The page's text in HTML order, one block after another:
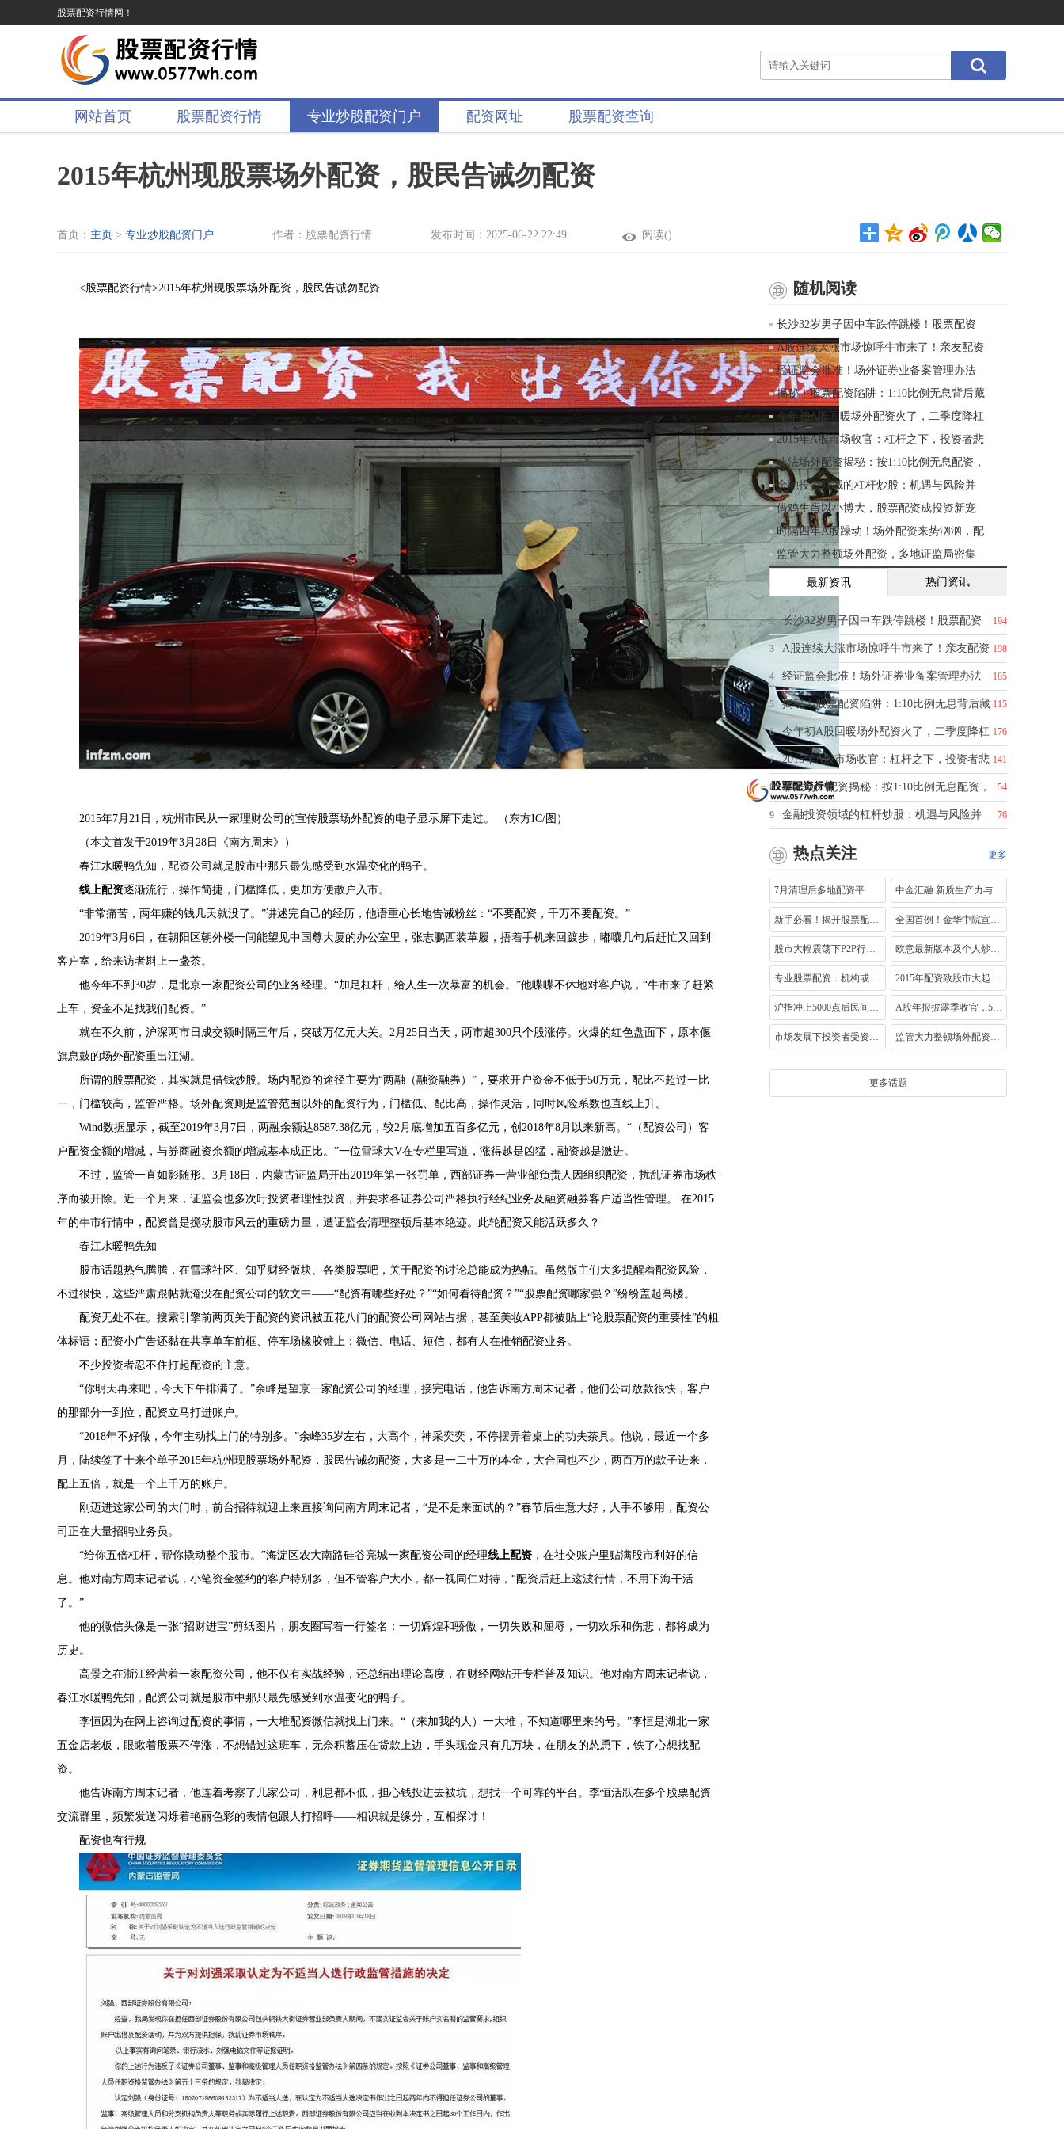
股票配资行情网！
网站首页 股票配资行情 专业炒股配资门户 配资网址 股票配资查询
2015年杭州现股票场外配资，股民告诫勿配资
首页： 主页 > 专业炒股配资门户 作者：股票配资行情 发布时间：2025-06-22 22:49 阅读()
<股票配资行情>2015年杭州现股票场外配资，股民告诫勿配资
2015年7月21日，杭州市民从一家理财公司的宣传股票场外配资的电子显示屏下走过。 （东方IC/图）
（本文首发于2019年3月28日《南方周末》）
春江水暖鸭先知，配资公司就是股市中那只最先感受到水温变化的鸭子。
线上配资逐渐流行，操作简捷，门槛降低，更加方便散户入市。
“非常痛苦，两年赚的钱几天就没了。”讲述完自己的经历，他语重心长地告诫粉丝：“不要配资，千万不要配资。”
2019年3月6日，在朝阳区朝外楼一间能望见中国尊大厦的办公室里，张志鹏西装革履，捂着手机来回踱步，嘟囔几句后赶忙又回到
客户室，给来访者斟上一盏茶。
他今年不到30岁，是北京一家配资公司的业务经理。“加足杠杆，给人生一次暴富的机会。”他喋喋不休地对客户说，“牛市来了赶紧
上车，资金不足找我们配资。”
就在不久前，沪深两市日成交额时隔三年后，突破万亿元大关。2月25日当天，两市超300只个股涨停。火爆的红色盘面下，原本偃
旗息鼓的场外配资重出江湖。
所谓的股票配资，其实就是借钱炒股。场内配资的途径主要为“两融（融资融券）”，要求开户资金不低于50万元，配比不超过一比
一，门槛较高，监管严格。场外配资则是监管范围以外的配资行为，门槛低、配比高，操作灵活，同时风险系数也直线上升。
Wind数据显示，截至2019年3月7日，两融余额达8587.38亿元，较2月底增加五百多亿元，创2018年8月以来新高。“（配资公司）客
户配资金额的增减，与券商融资余额的增减基本成正比。”一位雪球大V在专栏里写道，涨得越是凶猛，融资越是激进。
不过，监管一直如影随形。3月18日，内蒙古证监局开出2019年第一张罚单，西部证券一营业部负责人因组织配资，扰乱证券市场秩
序而被开除。近一个月来，证监会也多次吁投资者理性投资，并要求各证券公司严格执行经纪业务及融资融券客户适当性管理。 在2015
年的牛市行情中，配资曾是搅动股市风云的重磅力量，遭证监会清理整顿后基本绝迹。此轮配资又能活跃多久？
春江水暖鸭先知
股市话题热气腾腾，在雪球社区、知乎财经版块、各类股票吧，关于配资的讨论总能成为热帖。虽然版主们大多提醒着配资风险，
不过很快，这些严肃跟帖就淹没在配资公司的软文中——“配资有哪些好处？”“如何看待配资？”“股票配资哪家强？”纷纷盖起高楼。
配资无处不在。搜索引擎前两页关于配资的资讯被五花八门的配资公司网站占据，甚至美妆APP都被贴上“论股票配资的重要性”的粗
体标语；配资小广告还黏在共享单车前框、停车场橡胶锥上；微信、电话、短信，都有人在推销配资业务。
不少投资者忍不住打起配资的主意。
“你明天再来吧，今天下午排满了。”余峰是望京一家配资公司的经理，接完电话，他告诉南方周末记者，他们公司放款很快，客户
的那部分一到位，配资立马打进账户。
“2018年不好做，今年主动找上门的特别多。”余峰35岁左右，大高个，神采奕奕，不停摆弄着桌上的功夫茶具。他说，最近一个多
月，陆续签了十来个单子2015年杭州现股票场外配资，股民告诫勿配资，大多是一二十万的本金，大合同也不少，两百万的款子进来，
配上五倍，就是一个上千万的账户。
刚迈进这家公司的大门时，前台招待就迎上来直接询问南方周末记者，“是不是来面试的？”春节后生意大好，人手不够用，配资公
司正在大量招聘业务员。
“给你五倍杠杆，帮你撬动整个股市。”海淀区农大南路硅谷亮城一家配资公司的经理线上配资 ，在社交账户里贴满股市利好的信
息。他对南方周末记者说，小笔资金签约的客户特别多，但不管客户大小，都一视同仁对待，“配资后赶上这波行情，不用下海干活
了。”
他的微信头像是一张“招财进宝”剪纸图片，朋友圈写着一行签名：一切辉煌和骄傲，一切失败和屈辱，一切欢乐和伤悲，都将成为
历史。
高景之在浙江经营着一家配资公司，他不仅有实战经验，还总结出理论高度，在财经网站开专栏普及知识。他对南方周末记者说，
春江水暖鸭先知，配资公司就是股市中那只最先感受到水温变化的鸭子。
李恒因为在网上咨询过配资的事情，一大堆配资微信就找上门来。“（来加我的人）一大堆，不知道哪里来的号。”李恒是湖北一家
五金店老板，眼瞅着股票不停涨，不想错过这班车，无奈积蓄压在货款上边，手头现金只有几万块，在朋友的怂恿下，铁了心想找配
资。
他告诉南方周末记者，他连着考察了几家公司，利息都不低，担心钱投进去被坑，想找一个可靠的平台。李恒活跃在多个股票配资
交流群里，频繁发送闪烁着艳丽色彩的表情包跟人打招呼——相识就是缘分，互相探讨！
配资也有行规
随机阅读
长沙32岁男子因中车跌停跳楼！股票配资
A股连续大涨市场惊呼牛市来了！亲友配资
经证监会批准！场外证券业备案管理办法
揭秘！股票配资陷阱：1:10比例无息背后藏
今年初A股回暖场外配资火了，二季度降杠
2015年A股市场收官：杠杆之下，投资者悲
非法场外配资揭秘：按1:10比例无息配资，
金融投资领域的杠杆炒股：机遇与风险并
借鸡生蛋以小博大，股票配资成投资新宠
时隔四年A股躁动！场外配资来势汹汹，配
监管大力整顿场外配资，多地证监局密集
最新资讯 热门资讯
2 194
长沙32岁男子因中车跌停跳楼！股票配资
3 198
A股连续大涨市场惊呼牛市来了！亲友配资
4 185
经证监会批准！场外证券业备案管理办法
5 115
揭秘！股票配资陷阱：1:10比例无息背后藏
6 176
今年初A股回暖场外配资火了，二季度降杠
7 141
2015年A股市场收官：杠杆之下，投资者悲
8 54
非法场外配资揭秘：按1:10比例无息配资，
9 76
金融投资领域的杠杆炒股：机遇与风险并
更多
热点关注
7月清理后多地配资平台悄悄恢复业务，恒 中金汇融 新质生产力与新国九条下，中介
新手必看！揭开股票配资入门的神秘面纱 全国首例！金华中院宣判以持仓量交易量
股市大幅震荡下P2P行业几家欢喜几家忧， 欧意最新版本及个人炒股票开户前必知重
专业股票配资：机构或个人提供的杠杆交 2015年配资致股市大起大落，如今牛市预期
沪指冲上5000点后民间资本涌入 股民杠杆 A股年报披露季收官，5403家上市公司披露
市场发展下投资者受资金限制，金融杠杆 监管大力整顿场外配资，多地证监局密集
更多话题